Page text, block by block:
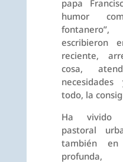
papa
humor
escribieron
reciente,
cosa,
todo, la
Ha vivido
pastoral
también